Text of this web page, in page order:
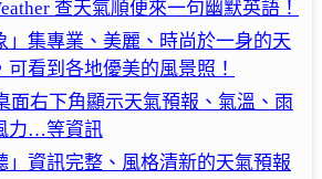
查天氣順便來一句幽默英語！
」集專業、美麗、時尚於一身的天
可看到各地優美的風景照！
面右下角顯示天氣預報、氣溫、雨
力…等資訊
」資訊完整、風格清新的天氣預報